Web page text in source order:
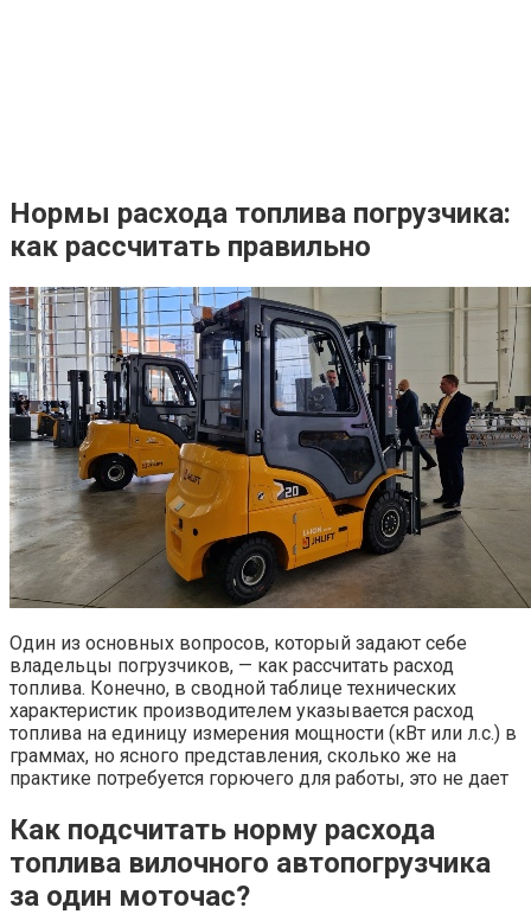
Нормы расхода топлива погрузчика:
как рассчитать правильно
Один из основных вопросов, который задают себе
владельцы погрузчиков, — как рассчитать расход
топлива. Конечно, в сводной таблице технических
характеристик производителем указывается расход
топлива на единицу измерения мощности (кВт или л.с.) в
граммах, но ясного представления, сколько же на
практике потребуется горючего для работы, это не дает
Как подсчитать норму расхода
топлива вилочного автопогрузчика
за один моточас?